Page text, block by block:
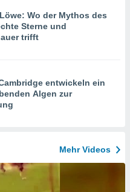
Wo der Mythos des
Sterne und
trifft
entwickeln ein
Algen zur
Mehr Videos